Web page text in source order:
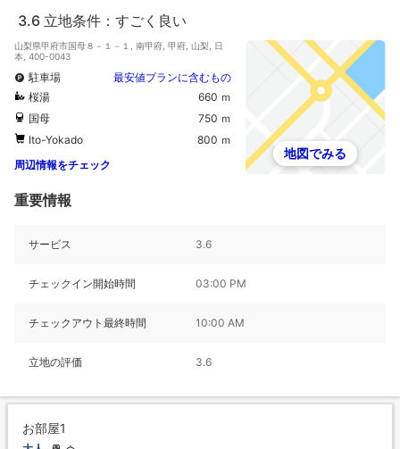
3.6 立地条件：すごく良い
山梨県甲府市国母８－１－１, 南甲府, 甲府, 山梨, 日
本, 400-0043
駐車場
最安値プランに含むもの
桜湯
660 ｍ
国母
750 ｍ
Ito-Yokado
800 ｍ
周辺情報をチェック
地図でみる
重要情報
サービス 3.6
チェックイン開始時間 03:00 PM
チェックアウト最終時間 10:00 AM
立地の評価 3.6
お部屋1